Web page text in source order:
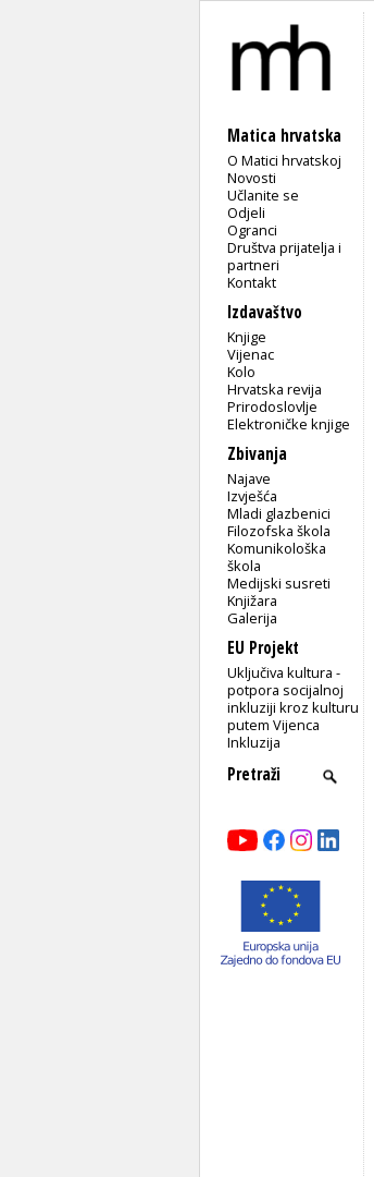
Matica hrvatska
O Matici hrvatskoj
Novosti
Učlanite se
Odjeli
Ogranci
Društva prijatelja i
partneri
Kontakt
Izdavaštvo
Knjige
Vijenac
Kolo
Hrvatska revija
Prirodoslovlje
Elektroničke knjige
Zbivanja
Najave
Izvješća
Mladi glazbenici
Filozofska škola
Komunikološka
škola
Medijski susreti
Knjižara
Galerija
EU Projekt
Uključiva kultura -
potpora socijalnoj
inkluziji kroz kulturu
putem Vijenca
Inkluzija